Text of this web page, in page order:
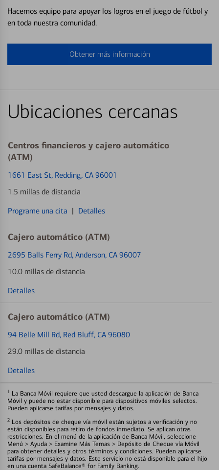
Hacemos equipo para apoyar los logros en el juego de fútbol y
en toda nuestra comunidad.
Obtener más información
Ubicaciones cercanas
Centros financieros y cajero automático
(ATM)
1661 East St, Redding, CA 96001
1.5 millas de distancia
Programe una cita | Detalles
Cajero automático (ATM)
2695 Balls Ferry Rd, Anderson, CA 96007
10.0 millas de distancia
Detalles
Cajero automático (ATM)
94 Belle Mill Rd, Red Bluff, CA 96080
29.0 millas de distancia
Detalles
1 La Banca Móvil requiere que usted descargue la aplicación de Banca
Móvil y puede no estar disponible para dispositivos móviles selectos.
Pueden aplicarse tarifas por mensajes y datos.
2 Los depósitos de cheque vía móvil están sujetos a verificación y no
están disponibles para retiro de fondos inmediato. Se aplican otras
restricciones. En el menú de la aplicación de Banca Móvil, seleccione
Menú > Ayuda > Examine Más Temas > Depósito de Cheque vía Móvil
para obtener detalles y otros términos y condiciones. Pueden aplicarse
tarifas por mensajes y datos. Este servicio no está disponible para el hijo
en una cuenta SafeBalance® for Family Banking.